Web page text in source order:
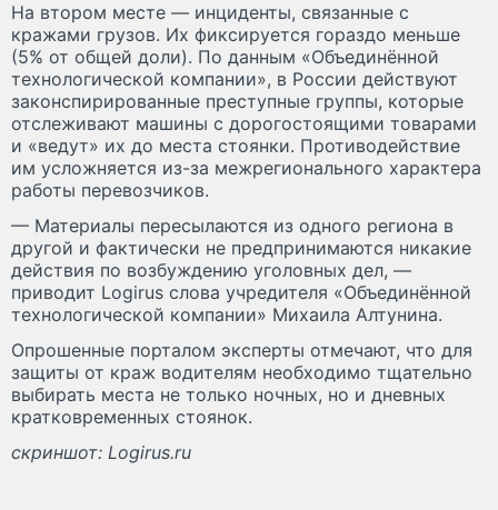
На втором месте — инциденты, связанные с
кражами грузов. Их фиксируется гораздо меньше
(5% от общей доли). По данным «Объединённой
технологической компании», в России действуют
законспирированные преступные группы, которые
отслеживают машины с дорогостоящими товарами
и «ведут» их до места стоянки. Противодействие
им усложняется из-за межрегионального характера
работы перевозчиков.
— Материалы пересылаются из одного региона в
другой и фактически не предпринимаются никакие
действия по возбуждению уголовных дел, —
приводит Logirus слова учредителя «Объединённой
технологической компании» Михаила Алтунина.
Опрошенные порталом эксперты отмечают, что для
защиты от краж водителям необходимо тщательно
выбирать места не только ночных, но и дневных
кратковременных стоянок.
скриншот: Logirus.ru